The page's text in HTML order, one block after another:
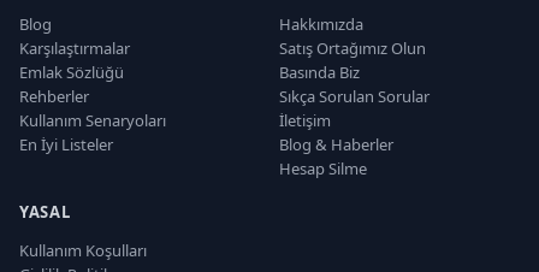
Blog
Karşılaştırmalar
Emlak Sözlüğü
Rehberler
Kullanım Senaryoları
En İyi Listeler
Hakkımızda
Satış Ortağımız Olun
Basında Biz
Sıkça Sorulan Sorular
İletişim
Blog & Haberler
Hesap Silme
YASAL
Kullanım Koşulları